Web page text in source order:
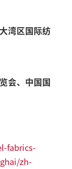
湾区国际纺
会、中国国
fabrics-
zh-